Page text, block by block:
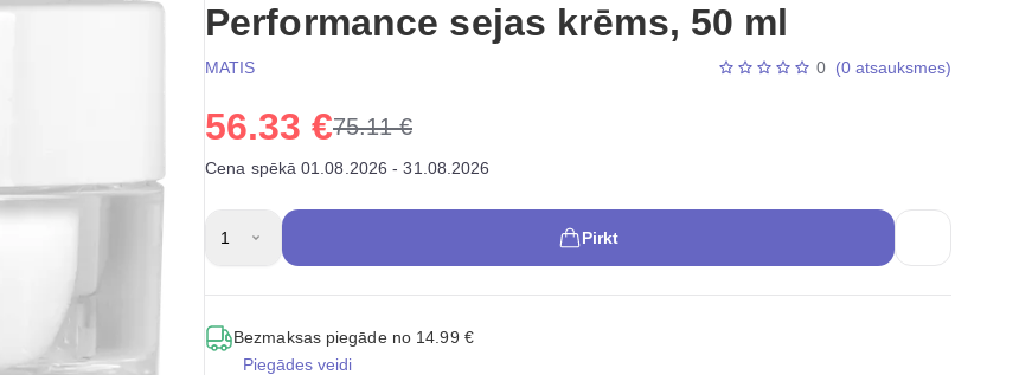
Performance sejas krēms, 50 ml
MATIS 0 (0 atsauksmes)
56.33 €75.11 €
Cena spēkā 01.08.2026 - 31.08.2026
1 Pirkt
Bezmaksas piegāde no 14.99 €
Piegādes veidi